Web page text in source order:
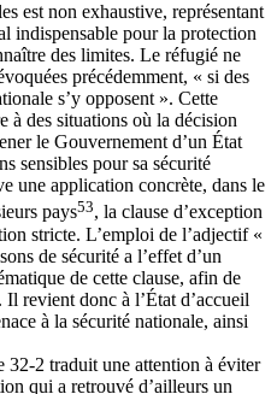
est non exhaustive, représentant
indispensable pour la protection
des limites. Le réfugié ne
précédemment, « si des
s’y opposent ». Cette
à des situations où la décision
le Gouvernement d’un État
sensibles pour sa sécurité
une application concrète, dans le
pays53, la clause d’exception
stricte. L’emploi de l’adjectif «
de sécurité a l’effet d’un
de cette clause, afin de
revient donc à l’État d’accueil
à la sécurité nationale, ainsi
32-2 traduit une attention à éviter
qui a retrouvé d’ailleurs un